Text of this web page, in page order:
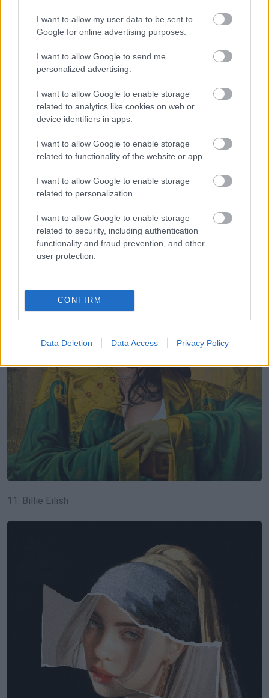
I want to allow my user data to be sent to
Google for online advertising purposes.
I want to allow Google to send me
personalized advertising.
I want to allow Google to enable storage
related to analytics like cookies on web or
device identifiers in apps.
I want to allow Google to enable storage
related to functionality of the website or app.
I want to allow Google to enable storage
related to personalization.
I want to allow Google to enable storage
related to security, including authentication
functionality and fraud prevention, and other
user protection.
CONFIRM
Data Deletion Data Access Privacy Policy
10. Rihanna
11. Billie Eilish